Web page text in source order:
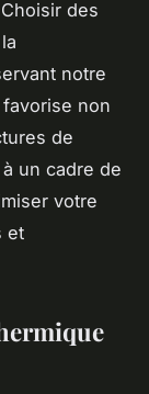
des
notre
non
de
un cadre de
votre
et